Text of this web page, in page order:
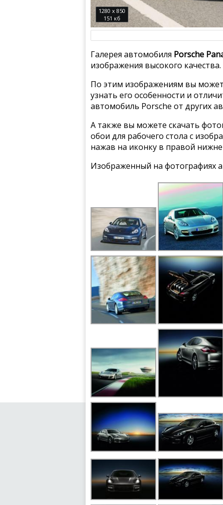
1280 x 850
151 кб
Галерея автомобиля Porsche
изображения высокого качества.
По этим изображениям вы
узнать его особенности и
автомобиль Porsche от других
А также вы можете скачать
обои для рабочего стола с
нажав на иконку в правой
Изображенный на фотографиях